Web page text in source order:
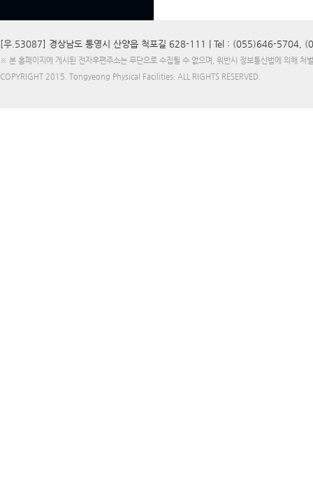
[우.53087] 경상남도 통영시 산양읍 척포길 628-111 | Tel : (055)646-5704,
※ 본 홈페이지에 게시된 전자우편주소는 무단으로 수집될 수 없으며, 위반시 정보통신법에 의해 처
COPYRIGHT 2015. Tongyeong Physical Facilities . ALL RIGHTS RESERVED.